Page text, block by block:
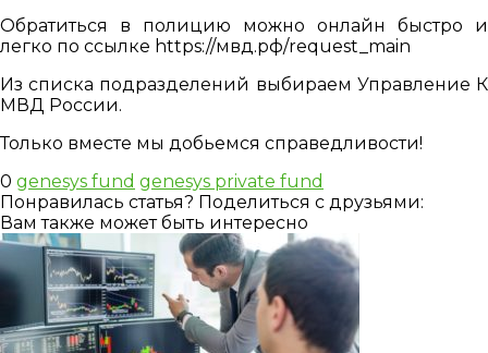
Обратиться в полицию можно онлайн быстро и
легко по ссылке https://мвд.рф/request_main
Из списка подразделений выбираем Управление К
МВД России.
Только вместе мы добьемся справедливости!
0 genesys fund genesys private fund
Понравилась статья? Поделиться с друзьями:
Вам также может быть интересно